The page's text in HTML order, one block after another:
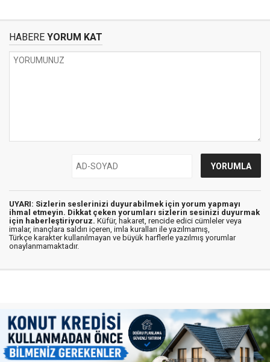
HABERE YORUM KAT
UYARI: Sizlerin seslerinizi duyurabilmek için yorum yapmayı
ihmal etmeyin. Dikkat çeken yorumları sizlerin sesinizi duyurmak
için haberleştiriyoruz. Küfür, hakaret, rencide edici cümleler veya
imalar, inançlara saldırı içeren, imla kuralları ile yazılmamış,
Türkçe karakter kullanılmayan ve büyük harflerle yazılmış yorumlar
onaylanmamaktadır.